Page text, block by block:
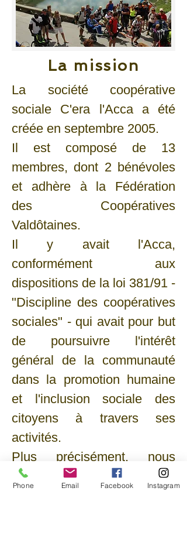
La mission
La société coopérative
sociale C'era l'Acca a été
créée en septembre 2005.
Il est composé de 13
membres, dont 2 bénévoles
et adhère à la Fédération
des Coopératives
Valdôtaines.
Il y avait l'Acca,
conformément aux
dispositions de la loi 381/91 -
"Discipline des coopératives
sociales" - qui avait pour but
de poursuivre l'intérêt
général de la communauté
dans la promotion humaine
et l'inclusion sociale des
citoyens à travers ses
activités.
Plus précisément, nous
travaillons à créer des
Phone Email Facebook Instagram